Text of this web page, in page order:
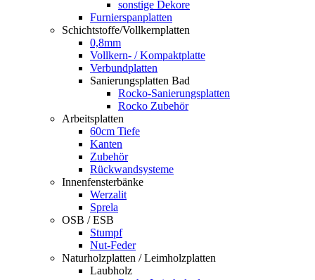
sonstige Dekore
Furnierspanplatten
Schichtstoffe/Vollkernplatten
0,8mm
Vollkern- / Kompaktplatte
Verbundplatten
Sanierungsplatten Bad
Rocko-Sanierungsplatten
Rocko Zubehör
Arbeitsplatten
60cm Tiefe
Kanten
Zubehör
Rückwandsysteme
Innenfensterbänke
Werzalit
Sprela
OSB / ESB
Stumpf
Nut-Feder
Naturholzplatten / Leimholzplatten
Laubholz